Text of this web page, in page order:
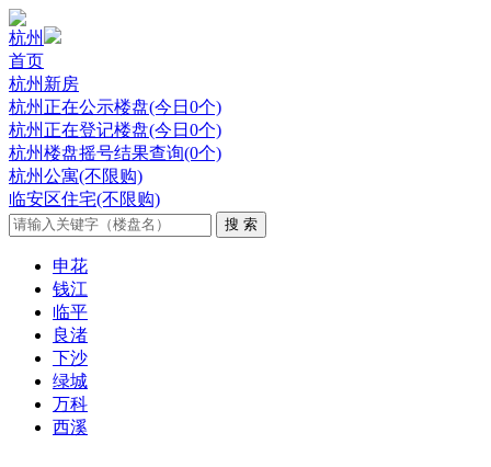
杭州
首页
杭州新房
杭州正在公示楼盘(今日0个)
杭州正在登记楼盘(今日0个)
杭州楼盘摇号结果查询(0个)
杭州公寓(不限购)
临安区住宅(不限购)
申花
钱江
临平
良渚
下沙
绿城
万科
西溪